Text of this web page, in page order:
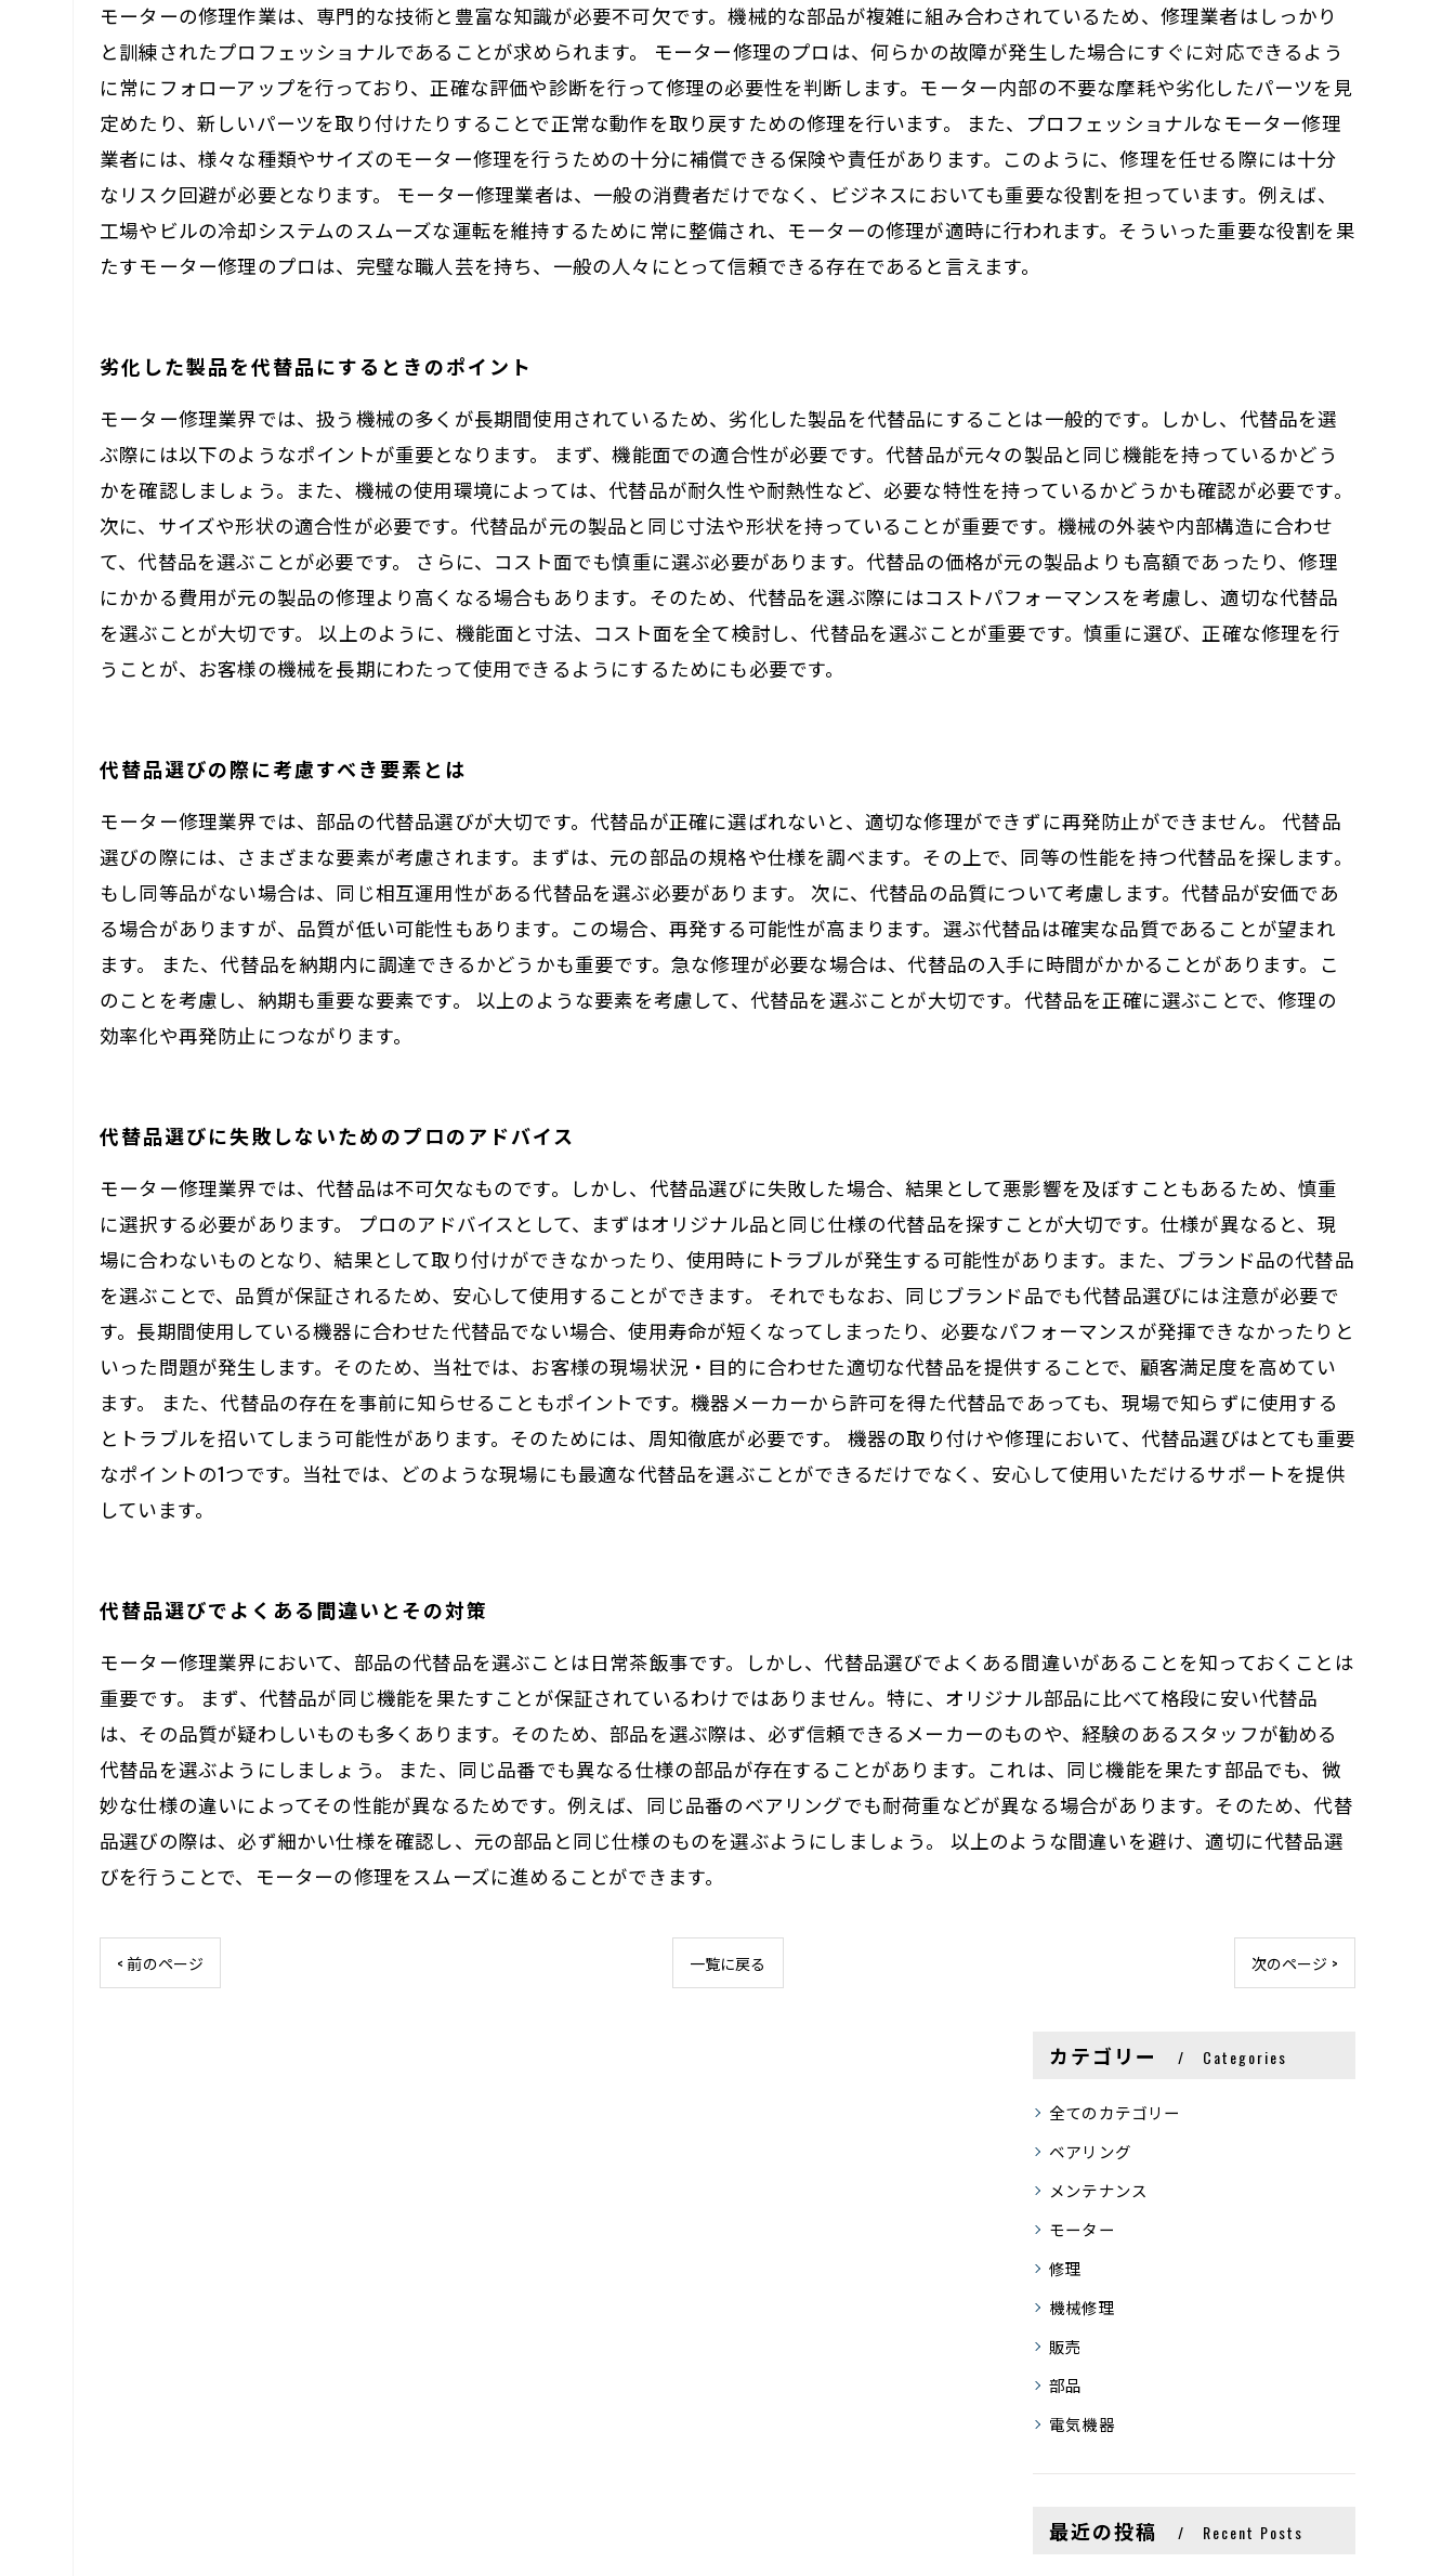
モーターの修理作業は、専門的な技術と豊富な知識が必要不可欠です。機械的な部品が複雑に組み合わされているため、修理業者はしっかり
と訓練されたプロフェッショナルであることが求められます。 モーター修理のプロは、何らかの故障が発生した場合にすぐに対応できるよう
に常にフォローアップを行っており、正確な評価や診断を行って修理の必要性を判断します。モーター内部の不要な摩耗や劣化したパーツを見
定めたり、新しいパーツを取り付けたりすることで正常な動作を取り戻すための修理を行います。 また、プロフェッショナルなモーター修理
業者には、様々な種類やサイズのモーター修理を行うための十分に補償できる保険や責任があります。このように、修理を任せる際には十分
なリスク回避が必要となります。 モーター修理業者は、一般の消費者だけでなく、ビジネスにおいても重要な役割を担っています。例えば、
工場やビルの冷却システムのスムーズな運転を維持するために常に整備され、モーターの修理が適時に行われます。そういった重要な役割を果
たすモーター修理のプロは、完璧な職人芸を持ち、一般の人々にとって信頼できる存在であると言えます。
劣化した製品を代替品にするときのポイント
モーター修理業界では、扱う機械の多くが長期間使用されているため、劣化した製品を代替品にすることは一般的です。しかし、代替品を選
ぶ際には以下のようなポイントが重要となります。 まず、機能面での適合性が必要です。代替品が元々の製品と同じ機能を持っているかどう
かを確認しましょう。また、機械の使用環境によっては、代替品が耐久性や耐熱性など、必要な特性を持っているかどうかも確認が必要です。
次に、サイズや形状の適合性が必要です。代替品が元の製品と同じ寸法や形状を持っていることが重要です。機械の外装や内部構造に合わせ
て、代替品を選ぶことが必要です。 さらに、コスト面でも慎重に選ぶ必要があります。代替品の価格が元の製品よりも高額であったり、修理
にかかる費用が元の製品の修理より高くなる場合もあります。そのため、代替品を選ぶ際にはコストパフォーマンスを考慮し、適切な代替品
を選ぶことが大切です。 以上のように、機能面と寸法、コスト面を全て検討し、代替品を選ぶことが重要です。慎重に選び、正確な修理を行
うことが、お客様の機械を長期にわたって使用できるようにするためにも必要です。
代替品選びの際に考慮すべき要素とは
モーター修理業界では、部品の代替品選びが大切です。代替品が正確に選ばれないと、適切な修理ができずに再発防止ができません。 代替品
選びの際には、さまざまな要素が考慮されます。まずは、元の部品の規格や仕様を調べます。その上で、同等の性能を持つ代替品を探します。
もし同等品がない場合は、同じ相互運用性がある代替品を選ぶ必要があります。 次に、代替品の品質について考慮します。代替品が安価であ
る場合がありますが、品質が低い可能性もあります。この場合、再発する可能性が高まります。選ぶ代替品は確実な品質であることが望まれ
ます。 また、代替品を納期内に調達できるかどうかも重要です。急な修理が必要な場合は、代替品の入手に時間がかかることがあります。こ
のことを考慮し、納期も重要な要素です。 以上のような要素を考慮して、代替品を選ぶことが大切です。代替品を正確に選ぶことで、修理の
効率化や再発防止につながります。
代替品選びに失敗しないためのプロのアドバイス
モーター修理業界では、代替品は不可欠なものです。しかし、代替品選びに失敗した場合、結果として悪影響を及ぼすこともあるため、慎重
に選択する必要があります。 プロのアドバイスとして、まずはオリジナル品と同じ仕様の代替品を探すことが大切です。仕様が異なると、現
場に合わないものとなり、結果として取り付けができなかったり、使用時にトラブルが発生する可能性があります。また、ブランド品の代替品
を選ぶことで、品質が保証されるため、安心して使用することができます。 それでもなお、同じブランド品でも代替品選びには注意が必要で
す。長期間使用している機器に合わせた代替品でない場合、使用寿命が短くなってしまったり、必要なパフォーマンスが発揮できなかったりと
いった問題が発生します。そのため、当社では、お客様の現場状況・目的に合わせた適切な代替品を提供することで、顧客満足度を高めてい
ます。 また、代替品の存在を事前に知らせることもポイントです。機器メーカーから許可を得た代替品であっても、現場で知らずに使用する
とトラブルを招いてしまう可能性があります。そのためには、周知徹底が必要です。 機器の取り付けや修理において、代替品選びはとても重要
なポイントの1つです。当社では、どのような現場にも最適な代替品を選ぶことができるだけでなく、安心して使用いただけるサポートを提供
しています。
代替品選びでよくある間違いとその対策
モーター修理業界において、部品の代替品を選ぶことは日常茶飯事です。しかし、代替品選びでよくある間違いがあることを知っておくことは
重要です。 まず、代替品が同じ機能を果たすことが保証されているわけではありません。特に、オリジナル部品に比べて格段に安い代替品
は、その品質が疑わしいものも多くあります。そのため、部品を選ぶ際は、必ず信頼できるメーカーのものや、経験のあるスタッフが勧める
代替品を選ぶようにしましょう。 また、同じ品番でも異なる仕様の部品が存在することがあります。これは、同じ機能を果たす部品でも、微
妙な仕様の違いによってその性能が異なるためです。例えば、同じ品番のベアリングでも耐荷重などが異なる場合があります。そのため、代替
品選びの際は、必ず細かい仕様を確認し、元の部品と同じ仕様のものを選ぶようにしましょう。 以上のような間違いを避け、適切に代替品選
びを行うことで、モーターの修理をスムーズに進めることができます。
< 前のページ 一覧に戻る 次のページ >
カテゴリー Categories
全てのカテゴリー
ベアリング
メンテナンス
モーター
修理
機械修理
販売
部品
電気機器
最近の投稿 Recent Posts